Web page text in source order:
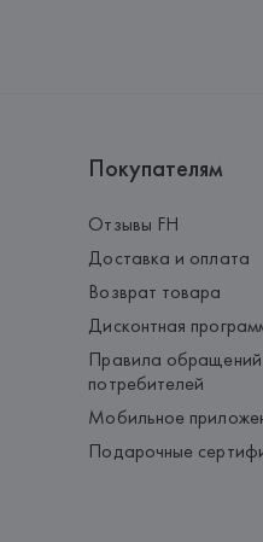
Покупателям
Отзывы FH
Доставка и оплата
Возврат товара
Дисконтная
Правила
потребителей
Мобильное
Подарочные